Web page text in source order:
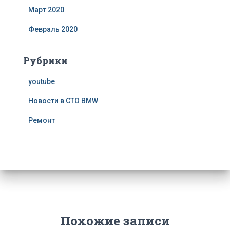
Март 2020
Февраль 2020
Рубрики
youtube
Новости в СТО BMW
Ремонт
Похожие записи